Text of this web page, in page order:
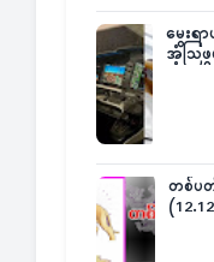
မွေးရ
အံ့သြ
တစ်ပ